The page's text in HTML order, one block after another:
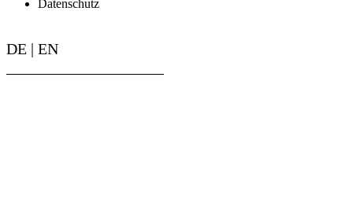
Datenschutz
DE | EN